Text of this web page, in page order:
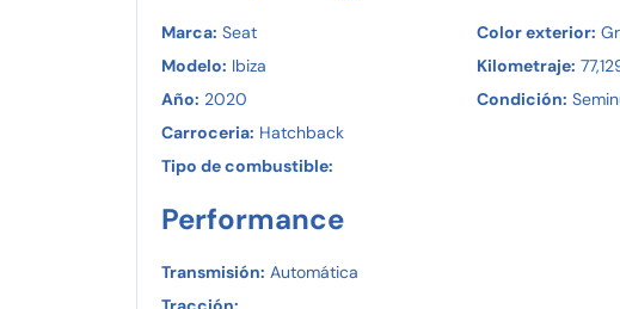
Marca: Seat
Modelo: Ibiza
Año: 2020
Carroceria: Hatchback
Tipo de combustible:
Color exterior:
Kilometraje:
Condición:
Performance
Transmisión: Automática